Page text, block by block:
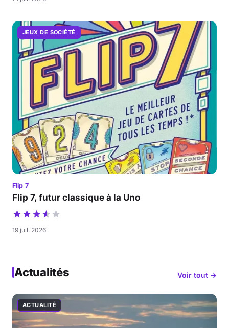
JEUX DE SOCIÉTÉ
Flip 7
Flip 7, futur classique à la Uno
19 juil. 2026
Actualités Voir tout →
ACTUALITÉ